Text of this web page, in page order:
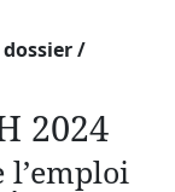
/
2024
l’emploi